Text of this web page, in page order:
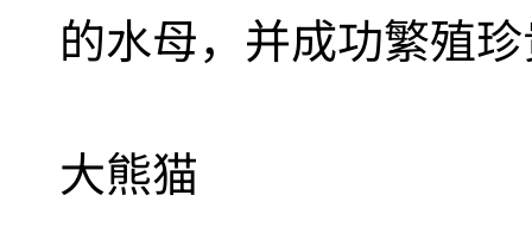
的水母，并成功繁殖
大熊猫